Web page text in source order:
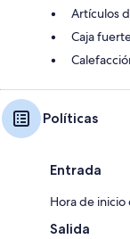
Artículos
Caja
Políticas
Entrada
Hora de
Salida